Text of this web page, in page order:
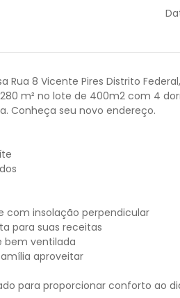
Rua 8 Vicente Pires Distrito
280 m² no lote de 400m2 com 4
Conheça seu novo endereço.
com insolação perpendicular
para suas receitas
bem ventilada
aproveitar
para proporcionar conforto ao